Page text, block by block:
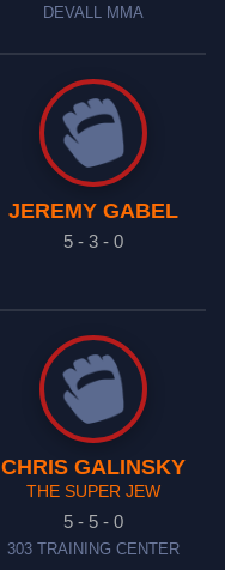
DEVALL MMA
JEREMY GABEL
5 - 3 - 0
CHRIS GALINSKY
THE SUPER JEW
5 - 5 - 0
303 TRAINING CENTER